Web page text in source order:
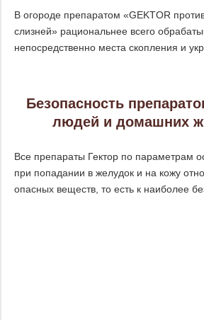
В огороде препаратом «GEKTOR
слизней» рациональнее всего
непосредственно места скопления и
Безопасность
людей и домашних
Все препараты Гектор по параметрам
при попадании в желудок и на кожу
опасных веществ, то есть к наиболее